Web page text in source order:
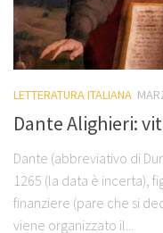
LETTERATURA ITALIANA
Dante Alighieri:
Dante (abbreviativo di
1265 (la data è incerta),
finanziere (pare che si
viene organizzato il...